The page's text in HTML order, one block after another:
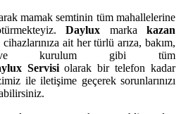
mamak semtinin tüm mahallelerine
Daylux markakazan
cihazlarınıza ait her türlü arıza, bakım,
ve kurulum gibi tüm
Servisiolarak bir telefon kadar
ile iletişime geçerek sorunlarınızı